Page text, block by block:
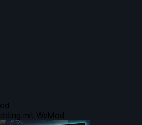
mit WeMod